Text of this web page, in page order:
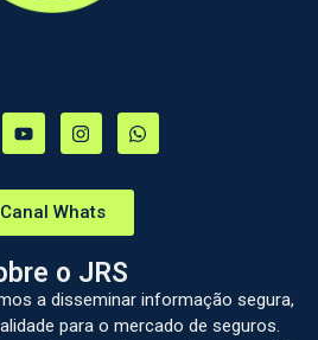
Canal Whats
o JRS
a disseminar informação segura,
para o mercado de seguros.